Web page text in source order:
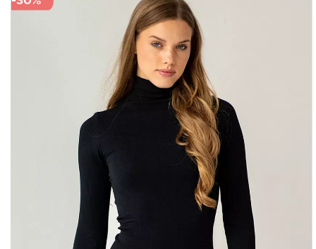
Бесшовные леггинсы из
микрофибры LEGGINGS
02 (черный) Giulia
Велосипедки с высокой
талией TRACKS 01
(черный) Giulia